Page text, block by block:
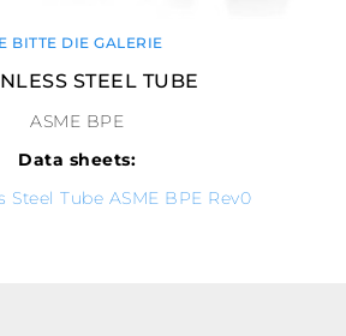
BITTE DIE GALERIE
STEEL TUBE
ASME BPE
Data sheets:
Steel Tube ASME BPE Rev0